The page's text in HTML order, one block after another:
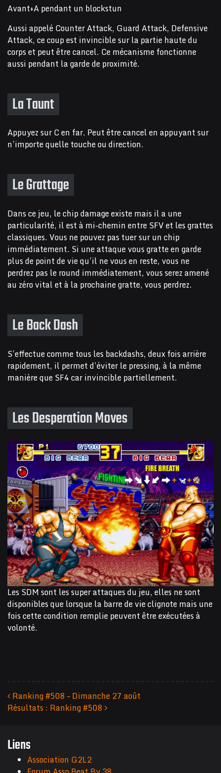
Avant+A pendant un blockstun
Aussi appelé Counter Attack, Guard Attack, Defensive
Attack, ce coup est invincible sur la partie haute du
corps et peut être cancel. Ce mécanisme fonctionne
aussi pendant la garde de proximité.
La Taunt
Appuyez sur C en far. Peut être cancel en appuyant sur
n’importe quelle touche ou direction.
Le Grattage
Dans ce jeu, le chip damage existe mais il a une
particularité, il est à mi-chemin entre SFV et les grattes
classiques. Vous ne pouvez pas tuer sur un chip
immédiatement. Si une attaque vous gratte en garde
plus de point de vie qu’il ne vous en reste, vous ne
perdrez pas le round immédiatement, vous serez amené
au zéro vital et à la prochaine gratte, vous perdrez.
Le Back Dash
S’effectue comme tous les backdashs, deux fois arrière
rapidement, il permet d’éviter le pressing, à la même
manière que SF4 car invincible partiellement.
Les Desperation Moves
Les SDM sont les super attaques du jeu, elles ne sont
disponibles que lorsque la barre de vie clignote mais une
fois cette condition remplie peuvent être exécutées à
volonté.
Navigation des articles
Ranking #508 – Dimanche 27 août
Résultats : Ranking #508
Liens
Association G2L2